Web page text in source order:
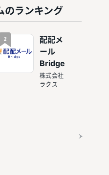
8選
のランキング
2
配配メ
ール
Bridge
株式会社
ラクス